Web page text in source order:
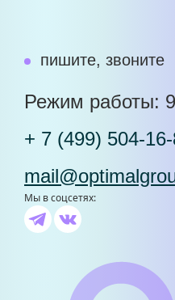
пишите, звоните
Режим работы:
+ 7 (499) 504-
Мы в соцсетях: